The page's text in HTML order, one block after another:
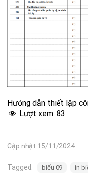
Hướng dẫn thiết lập
Lượt xem: 83
Cập nhật 15/11/2024
Tagged: biểu 09 in